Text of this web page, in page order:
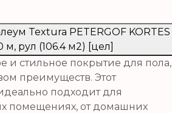
Textura PETERGOF KORTES
м, рул (106.4 м2) [цел]
и стильное покрытие для пола,
преимуществ. Этот
подходит для
помещениях, от домашних